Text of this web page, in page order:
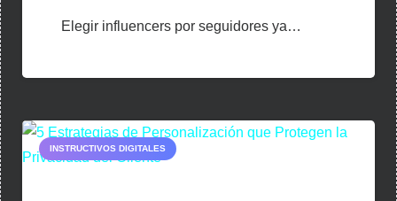
Elegir influencers por seguidores ya…
INSTRUCTIVOS DIGITALES